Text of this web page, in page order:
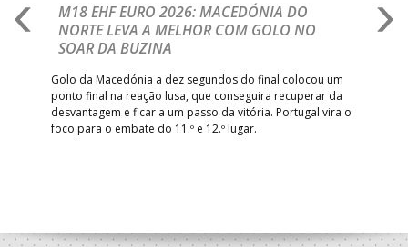
M18 EHF EURO 2026: MACEDÓNIA DO
NORTE LEVA A MELHOR COM GOLO NO
SOAR DA BUZINA
Golo da Macedónia a dez segundos do final colocou um
ponto final na reação lusa, que conseguira recuperar da
desvantagem e ficar a um passo da vitória. Portugal vira o
foco para o embate do 11.º e 12.º lugar.